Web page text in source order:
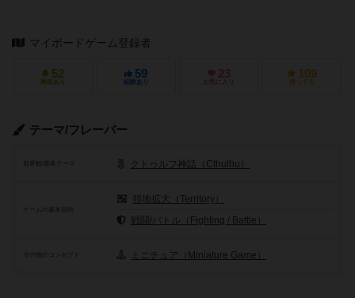
マイボードゲーム登録者
52
興味あり
59
経験あり
23
お気に入り
109
持ってる
テーマ/フレーバー
世界観/基本テーマ クトゥルフ神話（Cthulhu）
ゲームの基本目的
領地拡大（Territory）
戦闘/バトル（Fighting / Battle）
その他のコンセプト ミニチュア（Miniature Game）